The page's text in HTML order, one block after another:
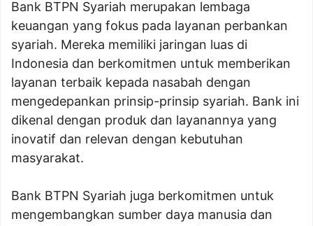
Bank BTPN Syariah merupakan lembaga
keuangan yang fokus pada layanan perbankan
syariah. Mereka memiliki jaringan luas di
Indonesia dan berkomitmen untuk memberikan
layanan terbaik kepada nasabah dengan
mengedepankan prinsip-prinsip syariah. Bank ini
dikenal dengan produk dan layanannya yang
inovatif dan relevan dengan kebutuhan
masyarakat.
Bank BTPN Syariah juga berkomitmen untuk
mengembangkan sumber daya manusia dan